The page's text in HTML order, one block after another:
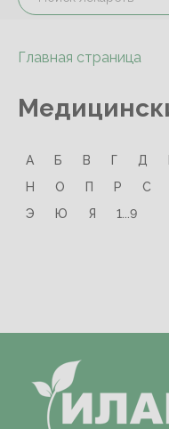
Главная страница
А Б В Г Д
Н
О П Р С
Э
Ю Я 1...9